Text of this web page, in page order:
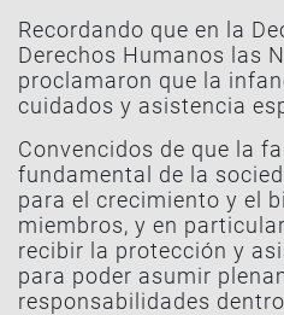
Recordando que en la
Derechos Humanos las
proclamaron que la
cuidados y asistencia
Convencidos de que la
fundamental de la
para el crecimiento y el
miembros, y en
recibir la protección y
para poder asumir
responsabilidades